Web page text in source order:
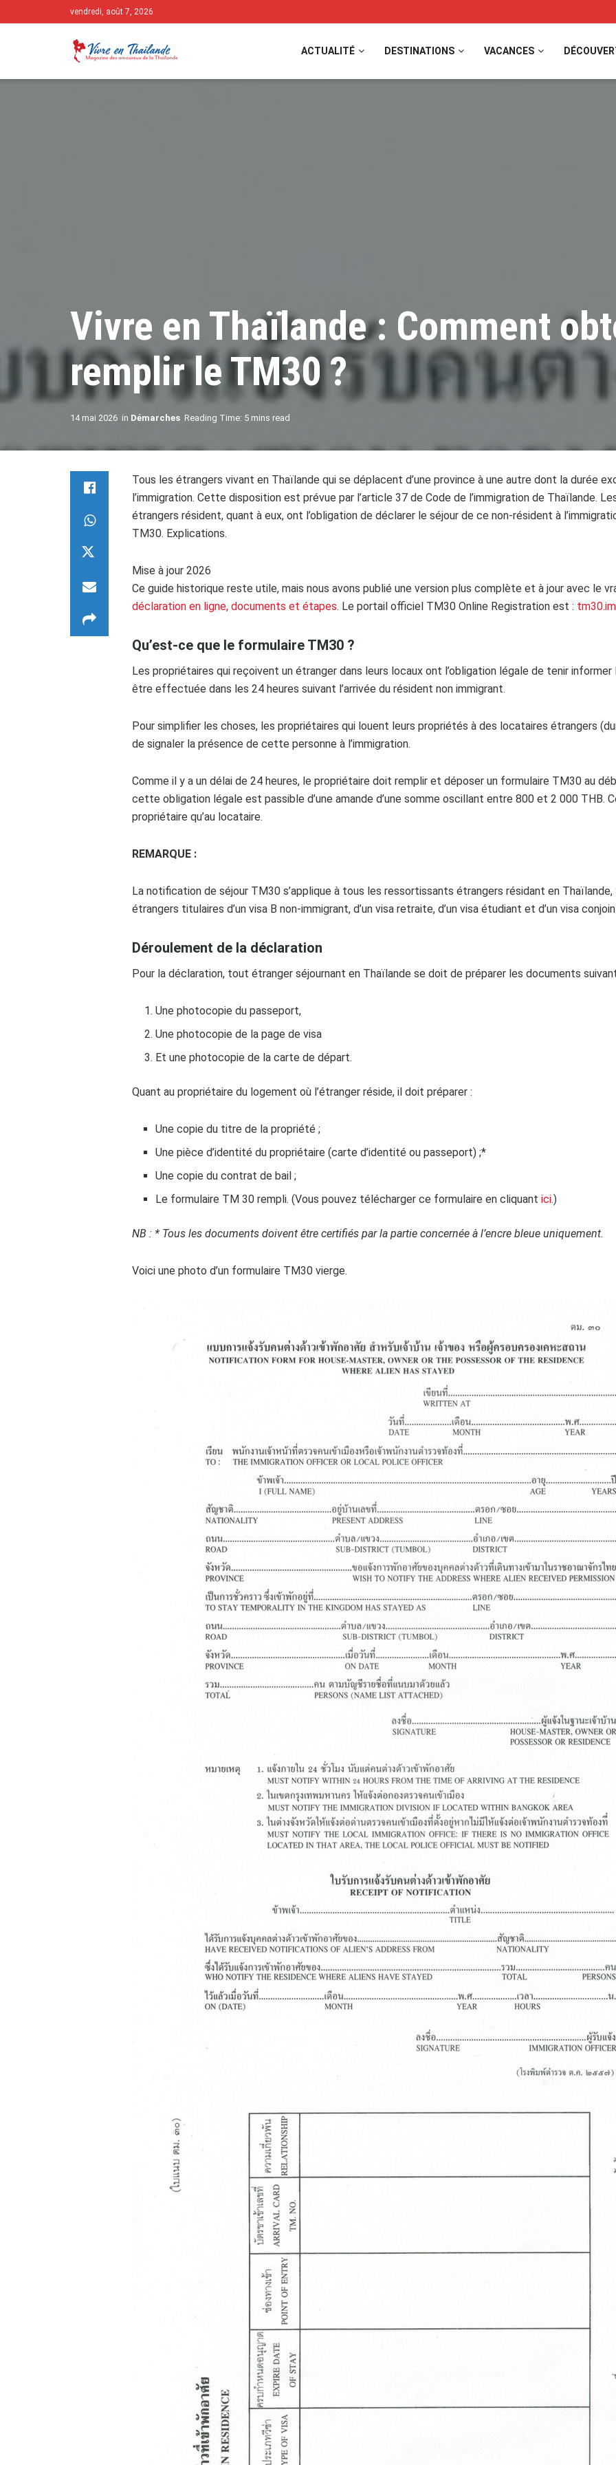
vendredi, août 7, 2026
ACTUALITÉ DESTINATIONS VACANCES
Vivre en Thaïlande : Comment
remplir le TM30 ?
14 mai 2026 in Démarches Reading Time: 5 mins read
Tous les étrangers vivant en Thaïlande qui se déplacent d’une province à une autre dont la durée
l’immigration. Cette disposition est prévue par l’article 37 de Code de l’immigration de Thaïlande.
étrangers résident, quant à eux, ont l’obligation de déclarer le séjour de ce non-résident à
TM30. Explications.
Mise à jour 2026
Ce guide historique reste utile, mais nous avons publié une version plus complète et à jour avec le
déclaration en ligne, documents et étapes. Le portail officiel TM30 Online Registration est :
Qu’est-ce que le formulaire TM30 ?
Les propriétaires qui reçoivent un étranger dans leurs locaux ont l’obligation légale de tenir
être effectuée dans les 24 heures suivant l’arrivée du résident non immigrant.
Pour simplifier les choses, les propriétaires qui louent leurs propriétés à des locataires étrangers
de signaler la présence de cette personne à l’immigration.
Comme il y a un délai de 24 heures, le propriétaire doit remplir et déposer un formulaire TM30 au
cette obligation légale est passible d’une amande d’une somme oscillant entre 800 et 2 000 THB.
propriétaire qu’au locataire.
REMARQUE :
La notification de séjour TM30 s’applique à tous les ressortissants étrangers résidant en Thaïlande,
étrangers titulaires d’un visa B non-immigrant, d’un visa retraite, d’un visa étudiant et d’un visa
Déroulement de la déclaration
Pour la déclaration, tout étranger séjournant en Thaïlande se doit de préparer les documents
Une photocopie du passeport,
Une photocopie de la page de visa
Et une photocopie de la carte de départ.
Quant au propriétaire du logement où l’étranger réside, il doit préparer :
Une copie du titre de la propriété ;
Une pièce d’identité du propriétaire (carte d’identité ou passeport) ;*
Une copie du contrat de bail ;
Le formulaire TM 30 rempli. (Vous pouvez télécharger ce formulaire en cliquantici.)
NB : * Tous les documents doivent être certifiés par la partie concernée à l’encre bleue uniquement.
Voici une photo d’un formulaire TM30 vierge.